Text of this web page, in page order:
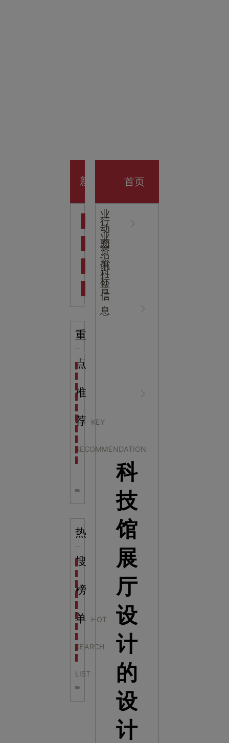
开业大
吉
新
心
NEWS
CENTER
业
动
态
行
业
资
讯
知
识
科
普
中
标
信
息
重
点
推
荐 KEY
RECOMMENDATION
海洋馆设计建设方案：展示内容和互动体验设计
非遗文化展厅设计要点：展厅布局策展技巧和创新元
航空航天科技馆设计思路：如何设计促进公众的兴趣
目前科技馆的展示内容主要包含哪些几个方面？
全息体验馆设计：打造身临其境的奇妙世界
热
搜
榜
单 HOT
SEARCH
LIST
科学梦成功中标公主岭市科技馆新馆项目
科学梦中标中国科学技术馆2022年中国流动科技馆
科学梦中标洛阳市科学技术馆展品采购项目
科学梦中标方城县科技馆展厅升级项目
科学梦中标濮阳县科技馆公共安全体验馆项目
科学梦集团中标广西大学海洋科教馆项目
科学梦集团中标淮师附小科技长廊展项目
科学梦集团中标洪泽湖治理保护展示馆项目
首页
科
技
馆
展
厅
设
计
的
设
计